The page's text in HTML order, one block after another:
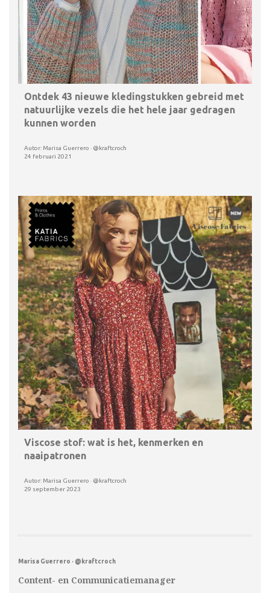
Ontdek 43 nieuwe kledingstukken gebreid met
natuurlijke vezels die het hele jaar gedragen
kunnen worden
Autor: Marisa Guerrero · @kraftcroch
24 februari 2021
Viscose stof: wat is het, kenmerken en
naaipatronen
Autor: Marisa Guerrero · @kraftcroch
29 september 2023
Marisa Guerrero · @kraftcroch
Content- en Communicatiemanager